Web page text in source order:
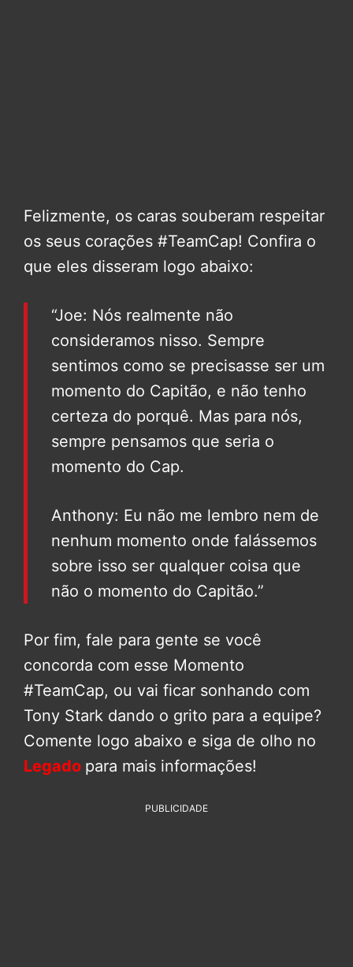
Felizmente, os caras souberam respeitar
os seus corações #TeamCap! Confira o
que eles disseram logo abaixo:
“Joe: Nós realmente não
consideramos nisso. Sempre
sentimos como se precisasse ser um
momento do Capitão, e não tenho
certeza do porquê. Mas para nós,
sempre pensamos que seria o
momento do Cap.
Anthony: Eu não me lembro nem de
nenhum momento onde falássemos
sobre isso ser qualquer coisa que
não o momento do Capitão.”
Por fim, fale para gente se você
concorda com esse Momento
#TeamCap, ou vai ficar sonhando com
Tony Stark dando o grito para a equipe?
Comente logo abaixo e siga de olho no
Legado para mais informações!
PUBLICIDADE